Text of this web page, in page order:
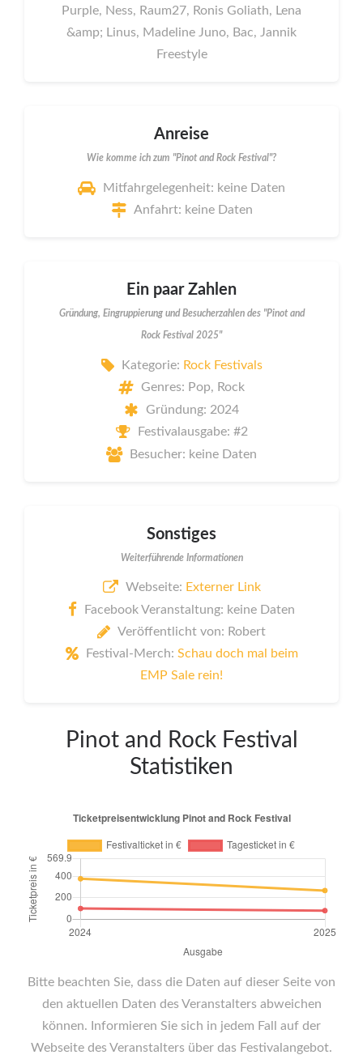
Purple, Ness, Raum27, Ronis Goliath, Lena
&amp; Linus, Madeline Juno, Bac, Jannik
Freestyle
Anreise
Wie komme ich zum "Pinot and Rock Festival"?
Mitfahrgelegenheit: keine Daten
Anfahrt: keine Daten
Ein paar Zahlen
Gründung, Eingruppierung und Besucherzahlen des "Pinot and
Rock Festival 2025"
Kategorie: Rock Festivals
Genres: Pop, Rock
Gründung: 2024
Festivalausgabe: #2
Besucher: keine Daten
Sonstiges
Weiterführende Informationen
Webseite: Externer Link
Facebook Veranstaltung: keine Daten
Veröffentlicht von: Robert
Festival-Merch: Schau doch mal beim
EMP Sale rein!
Pinot and Rock Festival
Statistiken
Bitte beachten Sie, dass die Daten auf dieser Seite von
den aktuellen Daten des Veranstalters abweichen
können. Informieren Sie sich in jedem Fall auf der
Webseite des Veranstalters über das Festivalangebot.